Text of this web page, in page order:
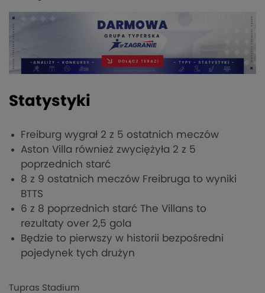
Statystyki
Freiburg wygrał 2 z 5 ostatnich meczów
Aston Villa również zwyciężyła 2 z 5
poprzednich starć
8 z 9 ostatnich meczów Freibruga to wyniki
BTTS
6 z 8 poprzednich starć The Villans to
rezultaty over 2,5 gola
Będzie to pierwszy w historii bezpośredni
pojedynek tych drużyn
Tupras Stadium